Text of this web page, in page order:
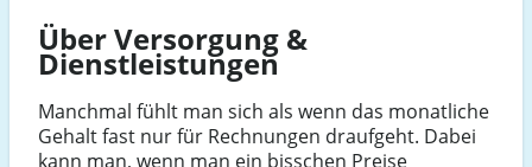
Über Versorgung &
Dienstleistungen
Manchmal fühlt man sich als wenn das monatliche
Gehalt fast nur für Rechnungen draufgeht. Dabei
kann man, wenn man ein bisschen Preise